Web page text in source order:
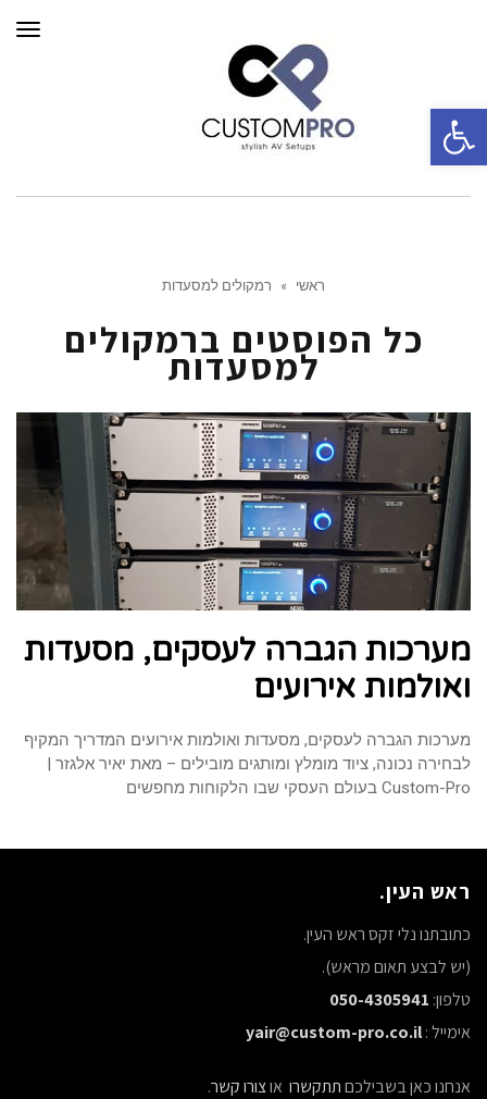
ראשי » רמקולים למסעדות
כל הפוסטים ברמקולים
למסעדות
מערכות הגברה לעסקים, מסעדות
ואולמות אירועים
מערכות הגברה לעסקים, מסעדות ואולמות אירועים המדריך המקיף
לבחירה נכונה, ציוד מומלץ ומותגים מובילים – מאת יאיר אלגזר |
Custom-Pro בעולם העסקי שבו הלקוחות מחפשים
ראש העין.
כתובתנו נלי זקס ראש העין.
(יש לבצע תאום מראש).
טלפון: 050-4305941
אימייל :yair@custom-pro.co.il
אנחנו כאן בשבילכםתתקשרו אוצורו קשר.
פתח סרגל נגישות